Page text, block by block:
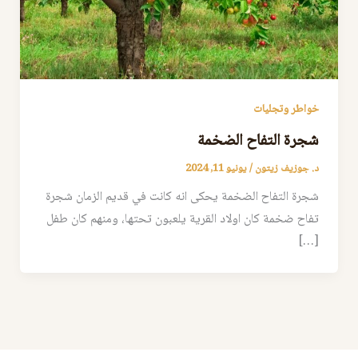
خواطر وتجليات
شجرة التفاح الضخمة
د. جوزيف زيتون/يونيو 11, 2024
شجرة التفاح الضخمة يحكى انه كانت في قديم الزمان شجرة
تفاح ضخمة كان اولاد القرية يلعبون تحتها، ومنهم كان طفل
[…]